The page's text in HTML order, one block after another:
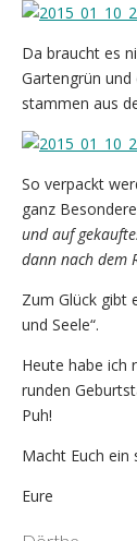
Da braucht es
Gartengrün
stammen aus
So verpackt
ganz
und auf
dann nach dem
Zum Glück gibt
und Seele“.
Heute habe ich
runden
Puh!
Macht Euch ein
Eure